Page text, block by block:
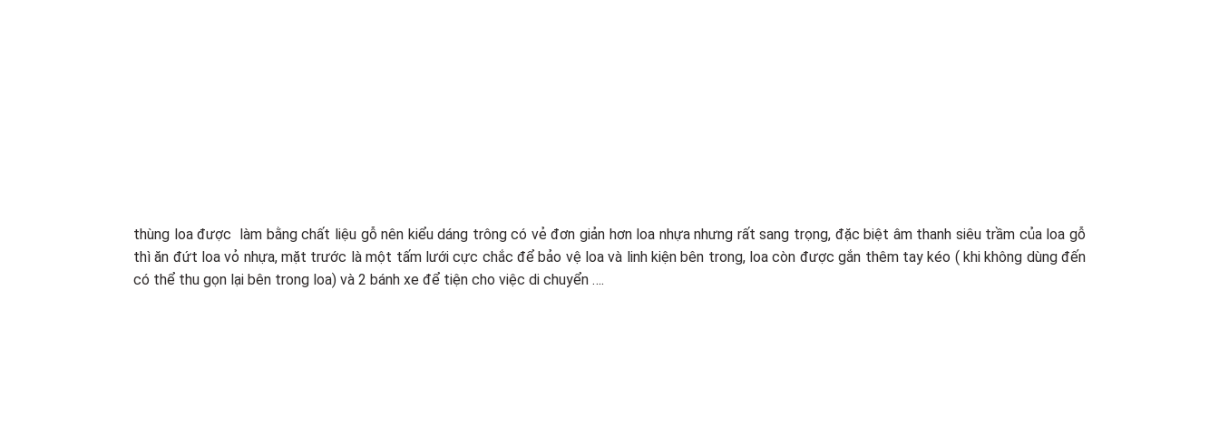
thùng loa được làm bằng chất liệu gỗ nên kiểu dáng trông có vẻ đơn giản hơn loa nhựa nhưng rất sang trọng, đặc biệt âm thanh siêu trầm của loa gỗ
thì ăn đứt loa vỏ nhựa, mặt trước là một tấm lưới cực chắc để bảo vệ loa và linh kiện bên trong, loa còn được gắn thêm tay kéo ( khi không dùng đến
có thể thu gọn lại bên trong loa) và 2 bánh xe để tiện cho việc di chuyển ….